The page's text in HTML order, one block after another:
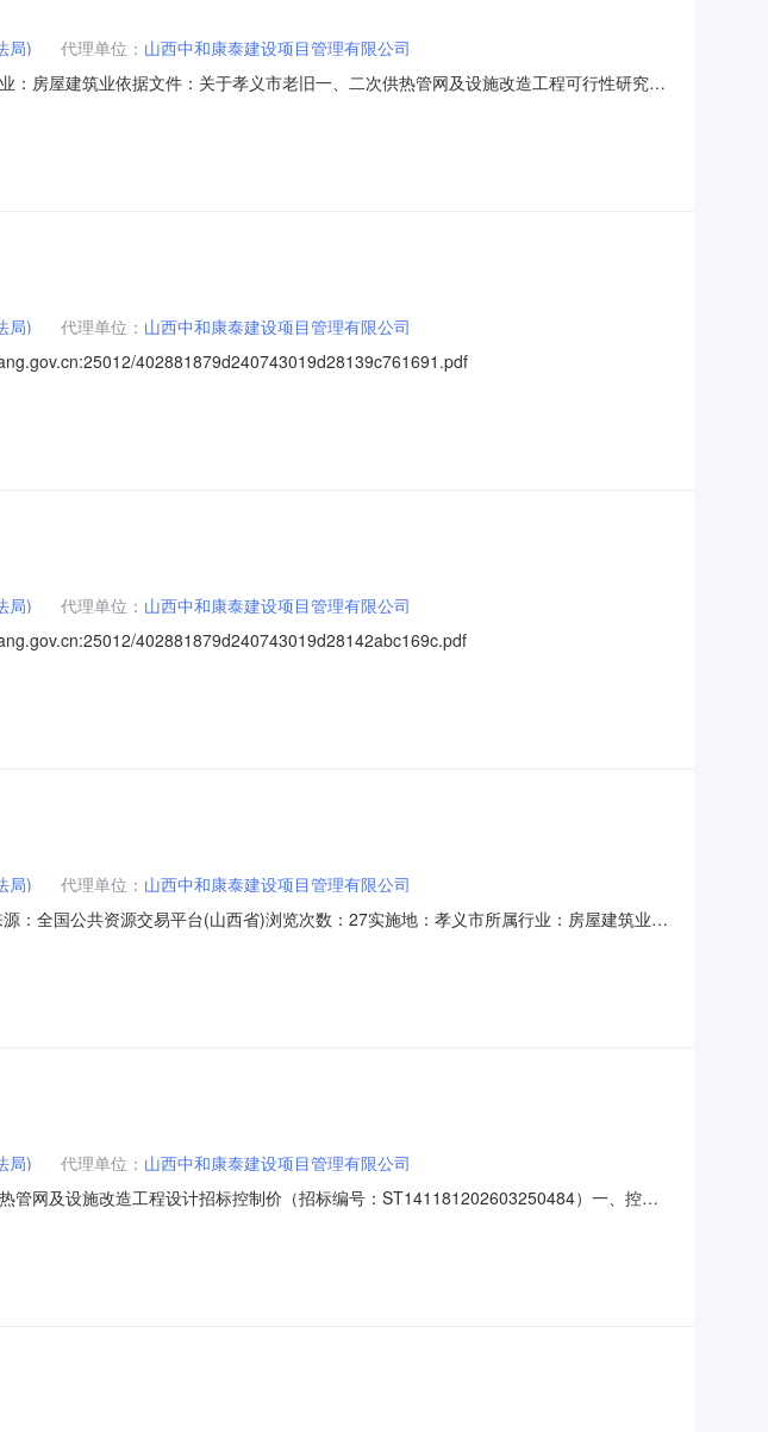
局) 代理单位： 山西中和康泰建设项目管理有限公司
房屋建筑业依据文件：关于孝义市老旧一、二次供热管网及设施改造工程可行性研究报
局) 代理单位： 山西中和康泰建设项目管理有限公司
402881879d240743019d28139c761691.pdf
局) 代理单位： 山西中和康泰建设项目管理有限公司
402881879d240743019d28142abc169c.pdf
局) 代理单位： 山西中和康泰建设项目管理有限公司
全国公共资源交易平台(山西省)浏览次数：27实施地：孝义市所属行业：房屋建筑业依
局) 代理单位： 山西中和康泰建设项目管理有限公司
网及设施改造工程设计招标控制价（招标编号：ST141181202603250484）一、控制
：0358-7828133三、联系方式：招标人:孝义市城市管理局地址：山西省吕梁市孝义市